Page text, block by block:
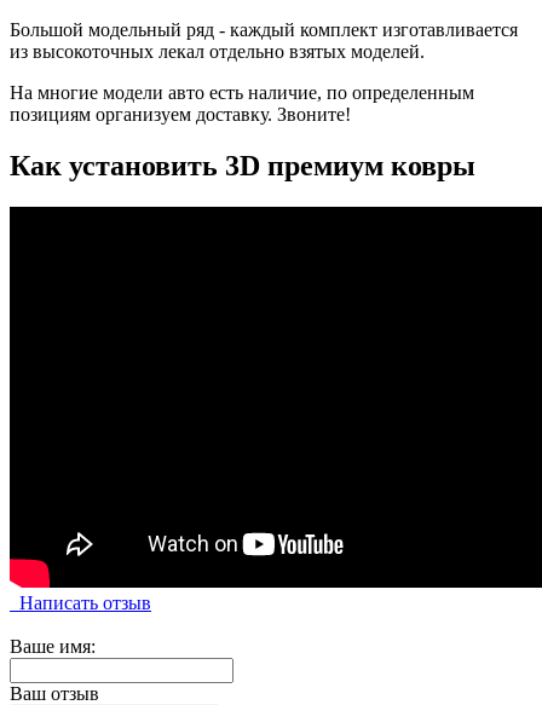
Большой модельный ряд - каждый комплект изготавливается
из высокоточных лекал отдельно взятых моделей.
На многие модели авто есть наличие, по определенным
позициям организуем доставку. Звоните!
Как установить 3D премиум ковры
Написать отзыв
Ваше имя:
Ваш отзыв